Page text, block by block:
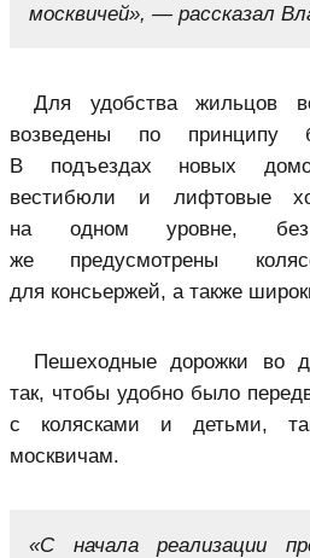
москвичей», — рассказал
Для удобства жильцов
возведены по принципу
В подъездах новых
вестибюли и лифтовые
на одном уровне, без
же предусмотрены
для консьержей, а также
Пешеходные дорожки во
так, чтобы удобно было
с колясками и детьми,
москвичам.
«С начала реализации